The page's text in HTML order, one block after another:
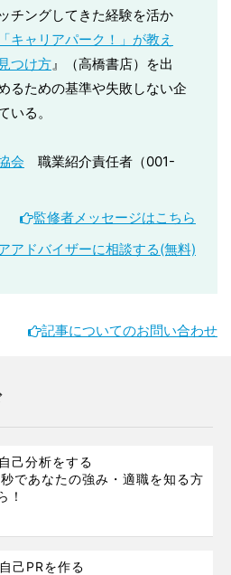
チングしてきた経験を活か
キャリアパーク！」が教え
つけ方』（高橋書店）を出
るための基準や失敗しない企
いる。
会 職業紹介責任者（001-
監修者メッセージはこちら
アドバイザーに相談する(無料)
記事についてのお問い合わせ
己分析をする
であなたの強み・適職を知る方
！
己PRを作る